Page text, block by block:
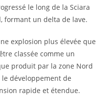
le long de la Sciara
formant un delta de lave.
explosion plus élevée que
classée comme un
produit par la zone Nord
développement de
rapide et étendue.